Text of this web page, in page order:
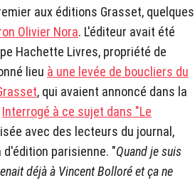
aux éditions Grasset, quelques
Olivier Nora. L'éditeur avait été
Hachette Livres, propriété de
lieu à une levée de boucliers du
, qui avaient annoncé dans la
Interrogé à ce sujet dans "Le
avec des lecteurs du journal,
parisienne. "Quand je suis
déjà à Vincent Bolloré et ça ne